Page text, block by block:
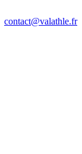
contact@valathle.fr